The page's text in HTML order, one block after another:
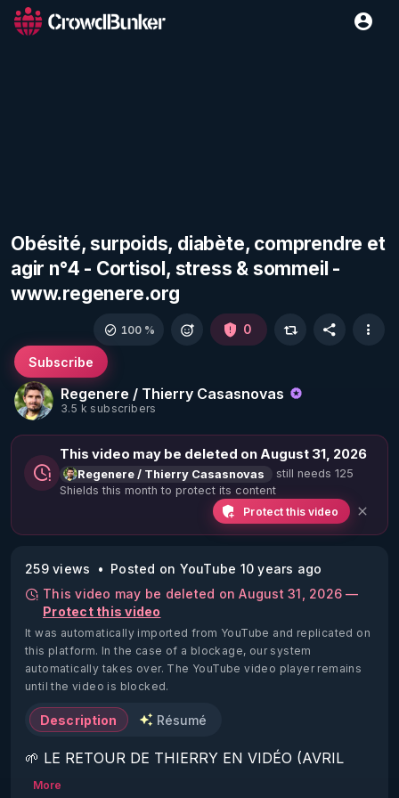
Obésité, surpoids, diabète, comprendre et
agir n°4 - Cortisol, stress & sommeil -
www.regenere.org
Regenere / Thierry Casasnovas
3.5 k subscribers
Subscribe
100 % 0
This video may be deleted on August 31, 2026
Regenere / Thierry Casasnovas
still needs 125
Shields this month to protect its content
Protect this video
259 views
Posted on YouTube 10 years ago
This video may be deleted on August 31, 2026 —
Protect this video
It was automatically imported from YouTube and replicated on
this platform. In the case of a blockage, our system
automatically takes over. The YouTube video player remains
until the video is blocked.
Description Résumé
🌱 LE RETOUR DE THIERRY EN VIDÉO (AVRIL
2022)!
More